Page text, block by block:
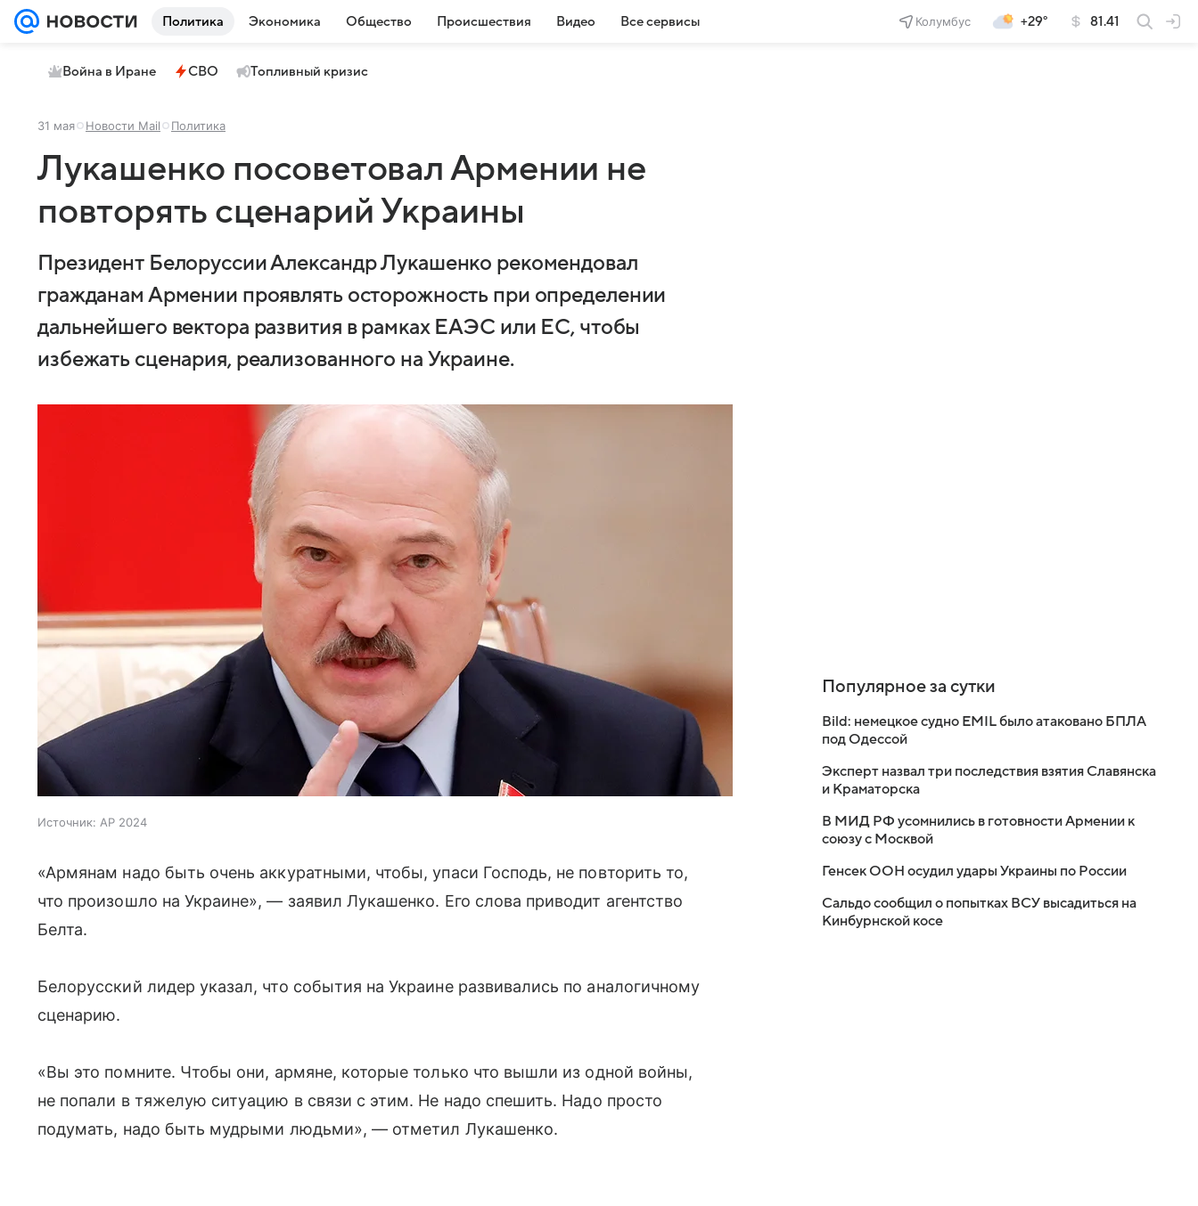
Политика Экономика Общество Происшествия Видео Все сервисы Колумбус +29° 81.41
Война в Иране СВО Топливный кризис
31 мая Новости Mail Политика
Лукашенко посоветовал Армении не
повторять сценарий Украины
Президент Белоруссии Александр Лукашенко рекомендовал
гражданам Армении проявлять осторожность при определении
дальнейшего вектора развития в рамках ЕАЭС или ЕС, чтобы
избежать сценария, реализованного на Украине.
Источник: AP 2024
«Армянам надо быть очень аккуратными, чтобы, упаси Господь, не повторить то,
что произошло на Украине», — заявил Лукашенко. Его слова приводит агентство
Белта.
Белорусский лидер указал, что события на Украине развивались по аналогичному
сценарию.
«Вы это помните. Чтобы они, армяне, которые только что вышли из одной войны,
не попали в тяжелую ситуацию в связи с этим. Не надо спешить. Надо просто
подумать, надо быть мудрыми людьми», — отметил Лукашенко.
Популярное за сутки
Bild: немецкое судно EMIL было атаковано БПЛА
под Одессой
Эксперт назвал три последствия взятия Славянска
и Краматорска
В МИД РФ усомнились в готовности Армении к
союзу с Москвой
Генсек ООН осудил удары Украины по России
Сальдо сообщил о попытках ВСУ высадиться на
Кинбурнской косе